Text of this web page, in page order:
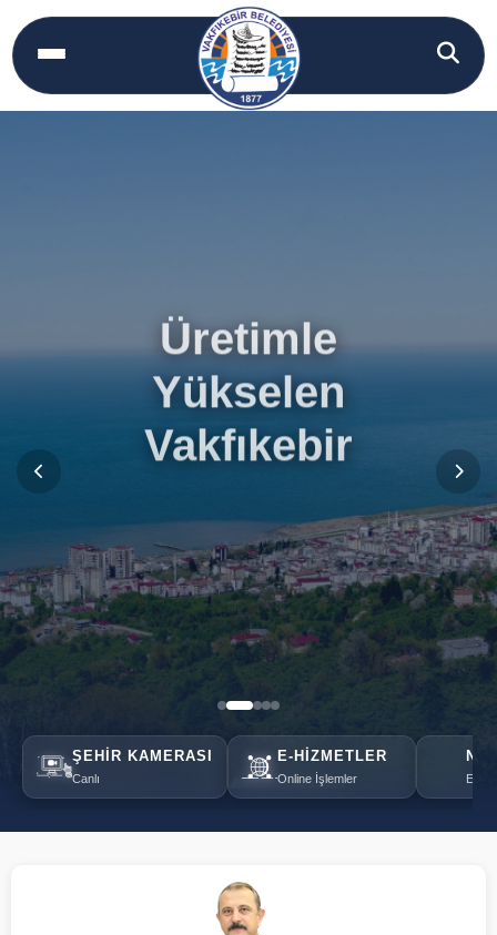
Üretimle
Yükselen
Vakfıkebir
ŞEHIR KAMERASI
Canlı
E-HIZMETLER
Online İşlemler